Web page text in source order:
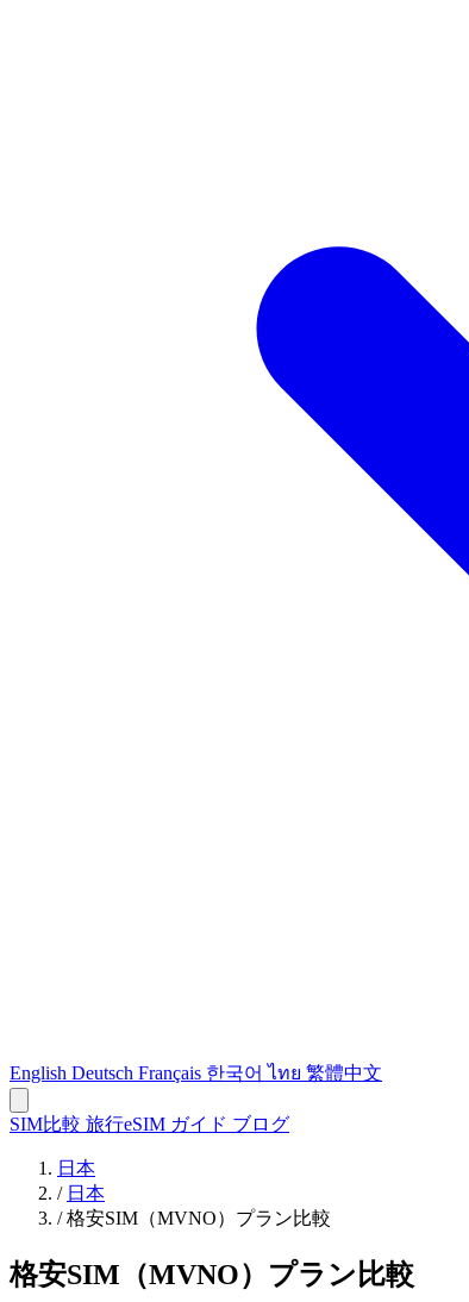
English Deutsch Français 한국어 ไทย 繁體中文
SIM比較 旅行eSIM ガイド ブログ
日本
/ 日本
/ 格安SIM（MVNO）プラン比較
格安SIM（MVNO）プラン比較